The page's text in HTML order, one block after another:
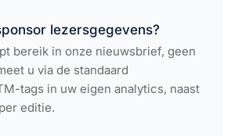
lezersgegevens?
bereik in onze nieuwsbrief, geen
u via de standaard
tags in uw eigen analytics, naast
editie.